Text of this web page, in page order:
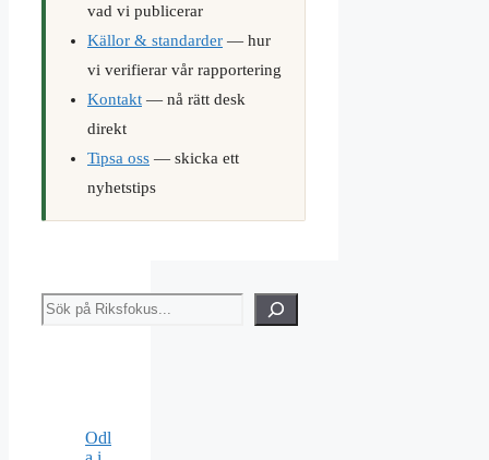
vad vi publicerar
Källor & standarder — hur
vi verifierar vår rapportering
Kontakt — nå rätt desk
direkt
Tipsa oss — skicka ett
nyhetstips
Sök
Odl